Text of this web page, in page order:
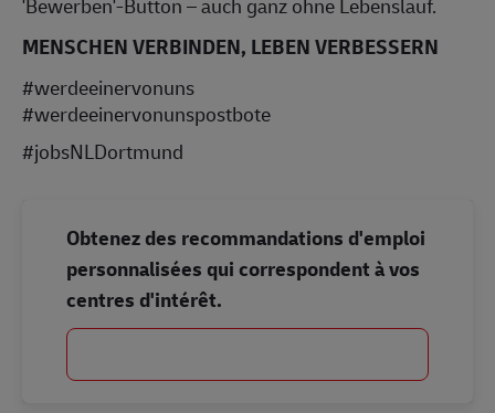
MENSCHEN VERBINDEN, LEBEN VERBESSERN
#werdeeinervonuns
#werdeeinervonunspostbote
#jobsNLDortmund
Obtenez des recommandations d'emploi
personnalisées qui correspondent à vos
centres d'intérêt.